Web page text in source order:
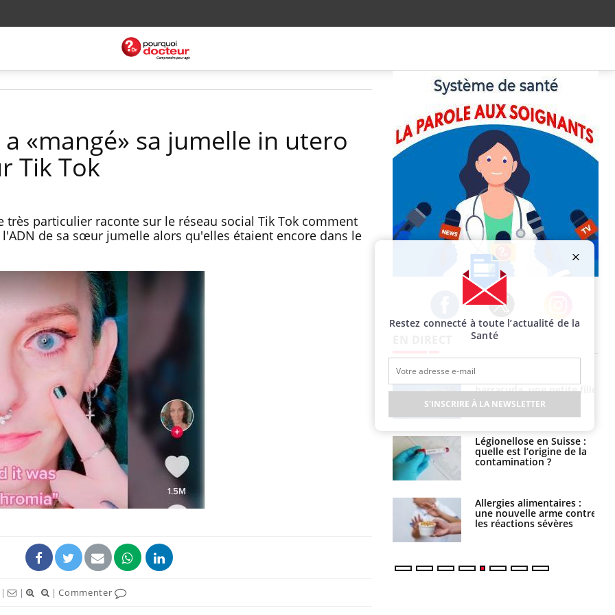
«mangé» sa jumelle in utero
Tik Tok
très particulier raconte sur le réseau social Tik Tok comment
de sa sœur jumelle alors qu'elles étaient encore dans le
| | |Commenter
Facebook Twitter Instagram
Fortes chaleurs :
pourquoi le risque de
noyade grimpe-t-il ?
Le Viagra pourrait-il
freiner la propagation du
cancer ?
Pourquoi manger moins
de protéines pourrait
barracuda, une petite fille
secourue grâce à un
réflexe essentiel
Légionellose en Suisse :
quelle est l’origine de la
contamination ?
Allergies alimentaires :
une nouvelle arme contre
les réactions sévères
Restez connecté à toute l’actualité de la
Santé
S'INSCRIRE À LA NEWSLETTER